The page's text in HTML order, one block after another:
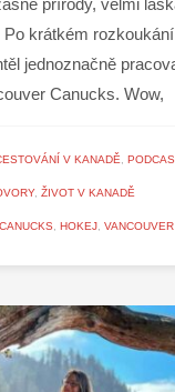
přírody, velmi
Po krátkém
jednoznačně
Canucks. Wow,
V KANADĚ,
, ŽIVOT V KANADĚ
CANUCKS, HOKEJ, VANCOUVER